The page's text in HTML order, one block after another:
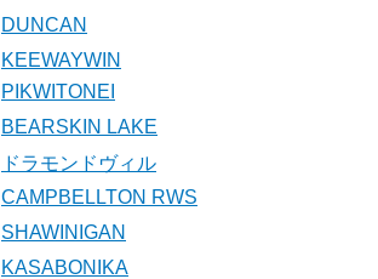
DUNCAN
KEEWAYWIN
PIKWITONEI
BEARSKIN LAKE
ドラモンドヴィル
CAMPBELLTON RWS
SHAWINIGAN
KASABONIKA